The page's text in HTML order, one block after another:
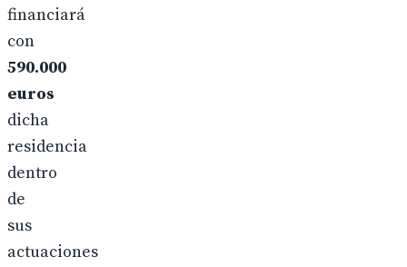
financiará
con
590.000
euros
dicha
residencia
dentro
de
sus
actuaciones